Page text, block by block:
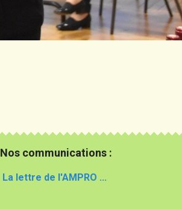
Nos communications :
La lettre de l'AMPRO ...